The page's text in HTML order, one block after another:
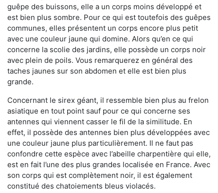
guêpe des buissons, elle a un corps moins développé et
est bien plus sombre. Pour ce qui est toutefois des guêpes
communes, elles présentent un corps encore plus petit
avec une couleur jaune qui domine. Alors qu’en ce qui
concerne la scolie des jardins, elle possède un corps noir
avec plein de poils. Vous remarquerez en général des
taches jaunes sur son abdomen et elle est bien plus
grande.
Concernant le sirex géant, il ressemble bien plus au frelon
asiatique en tout point sauf pour ce qui concerne ses
antennes qui viennent casser le fil de la similitude. En
effet, il possède des antennes bien plus développées avec
une couleur jaune plus particulièrement. Il ne faut pas
confondre cette espèce avec l’abeille charpentière qui elle,
est en fait l’une des plus grandes localisée en France. Avec
son corps qui est complètement noir, il est également
constitué des chatoiements bleus violacés.